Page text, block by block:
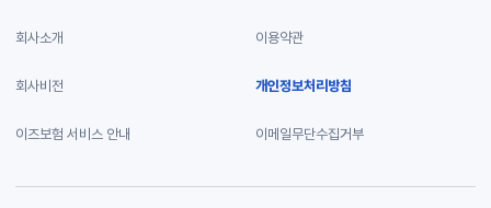
회사소개
회사비전
이즈보험 서비스 안내
이용약관
개인정보처리방침
이메일무단수집거부